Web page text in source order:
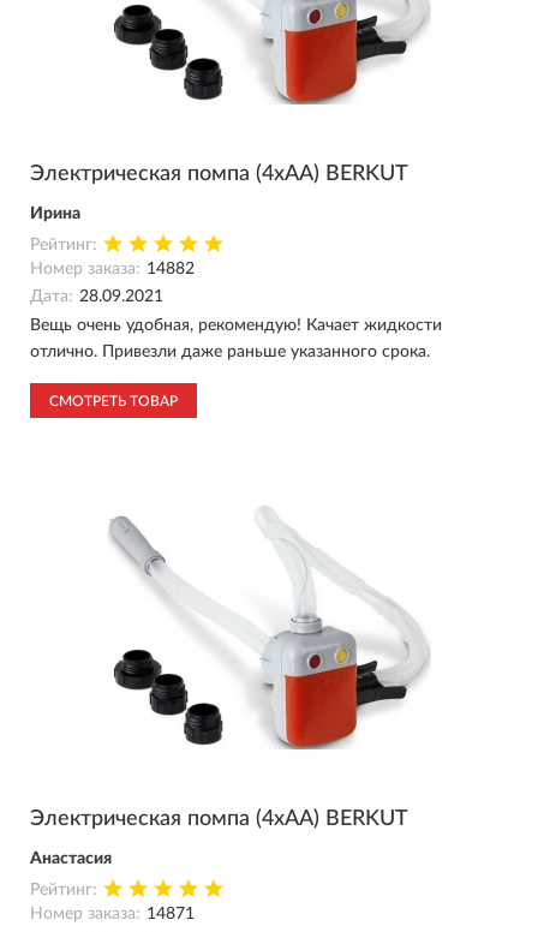
Электрическая помпа (4xAA) BERKUT
Ирина
Рейтинг:
Номер заказа: 14882
Дата: 28.09.2021
Вещь очень удобная, рекомендую! Качает жидкости
отлично. Привезли даже раньше указанного срока.
СМОТРЕТЬ ТОВАР
Электрическая помпа (4xAA) BERKUT
Анастасия
Рейтинг:
Номер заказа: 14871